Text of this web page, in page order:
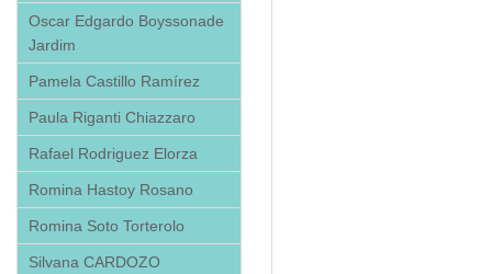
Oscar Edgardo Boyssonade
Jardim
Pamela Castillo Ramírez
Paula Riganti Chiazzaro
Rafael Rodriguez Elorza
Romina Hastoy Rosano
Romina Soto Torterolo
Silvana CARDOZO